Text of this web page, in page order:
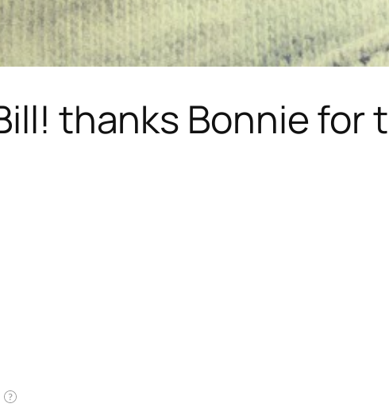
thanks Bonnie for